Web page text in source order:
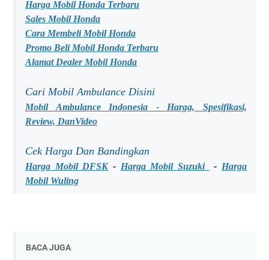
Harga Mobil Honda Terbaru
Sales Mobil Honda
Cara Membeli Mobil Honda
Promo Beli Mobil Honda Terbaru
Alamat Dealer Mobil Honda
Cari Mobil Ambulance Disini
Mobil Ambulance Indonesia - Harga, Spesifikasi,
Review, DanVideo
Cek Harga Dan Bandingkan
Harga Mobil DFSK- Harga Mobil Suzuki - Harga
Mobil Wuling
BACA JUGA